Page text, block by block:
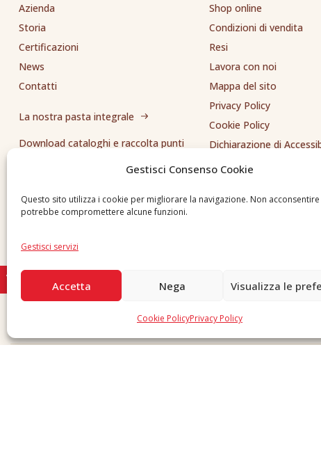
Gestisci Consenso Cookie
Questo sito utilizza i cookie per migliorare la navigazione. Non acconsentire
potrebbe compromettere alcune funzioni.
Gestisci servizi
Accetta Nega Visualizza le
Cookie PolicyPrivacy Policy
Azienda
Storia
Certificazioni
News
Contatti
La nostra pasta integrale
Download cataloghi e raccolta punti
Shop online
Condizioni di vendita
Resi
Lavora con noi
Mappa del sito
Privacy Policy
Cookie Policy
Dichiarazione di
Whistleblowing